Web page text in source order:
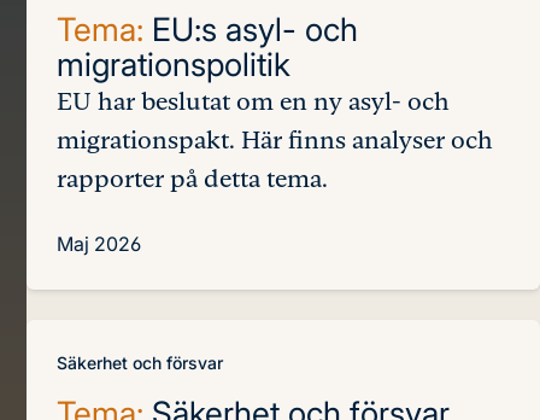
Tema: EU:s asyl- och
migrationspolitik
EU har beslutat om en ny asyl- och
migrationspakt. Här finns analyser och
rapporter på detta tema.
Maj 2026
Säkerhet och försvar